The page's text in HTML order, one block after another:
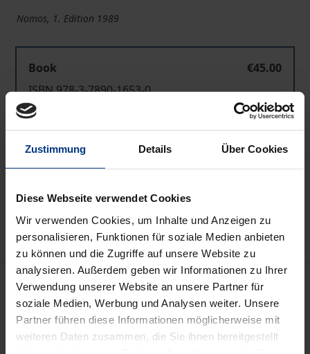
Zustimmung Details Über Cookies
Diese Webseite verwendet Cookies
Wir verwenden Cookies, um Inhalte und Anzeigen zu
personalisieren, Funktionen für soziale Medien anbieten
zu können und die Zugriffe auf unsere Website zu
analysieren. Außerdem geben wir Informationen zu Ihrer
Verwendung unserer Website an unsere Partner für
soziale Medien, Werbung und Analysen weiter. Unsere
Partner führen diese Informationen möglicherweise mit
weiteren Daten zusammen, die Sie ihnen bereitgestellt
Nomos, 1. Edition 1989
Book
€45.00
ISBN 978-3-7890-1653-0
Not available
Add to Cart
Add to Wish List
Bibliographical data
Edition